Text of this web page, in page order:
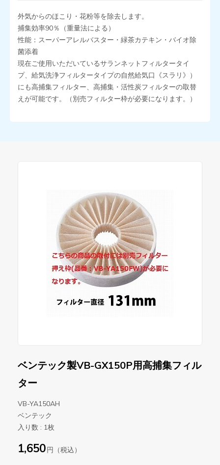
外気からのほこり・花粉等を除去します。
捕集効率90％（重量法による）
性能：スーパーアレルバスター・緑茶カテキン・バイオ除
菌添着
現在ご使用いただいているサランネットフィルタータイ
プ、給気洗浄フィルタータイプの自然給気口《スラリ》）
にも高捕集フィルター、高捕集・活性炭フィルターの取替
えが可能です。（別売フィルター枠が必要になります。）
ベンテック製VB-GX150P用高捕集フィル
ター
VB-YA150AH
ベンテック
入り数 : 1枚
1,650円（税込）